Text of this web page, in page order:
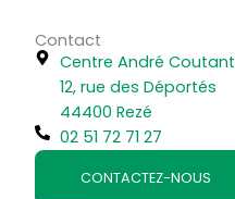
Contact
Centre André Coutant
12, rue des Déportés
44400 Rezé
02 51 72 71 27
CONTACTEZ-NOUS